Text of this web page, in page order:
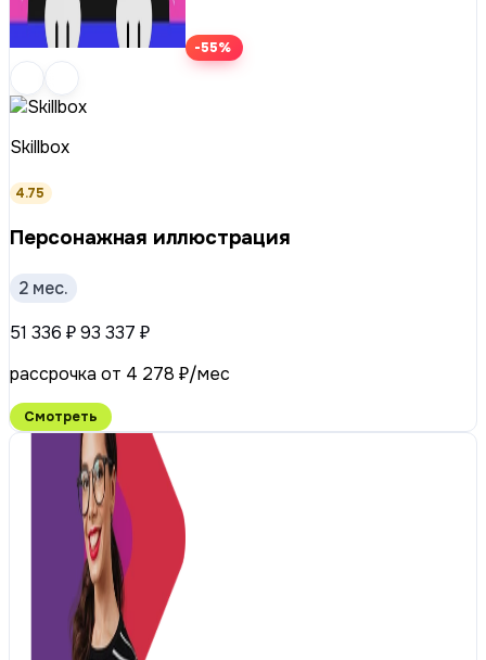
-55%
Skillbox
4.75
Персонажная иллюстрация
2 мес.
51 336 ₽93 337 ₽
рассрочка от 4 278 ₽/мес
Смотреть